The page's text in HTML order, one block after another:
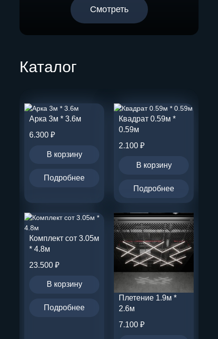
Смотреть
Каталог
Арка 3м * 3.6м
6.300 ₽
В корзину
Подробнее
Квадрат 0.59м *
0.59м
2.100 ₽
В корзину
Подробнее
Комплект сот 3.05м
* 4.8м
23.500 ₽
В корзину
Подробнее
Плетение 1.9м *
2.6м
7.100 ₽